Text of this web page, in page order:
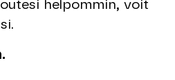
helpommin, voit